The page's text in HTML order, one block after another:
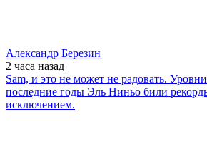
Александр Березин
2 часа назад
Sam, и это не может не радовать.
последние годы Эль Ниньо били
исключением.